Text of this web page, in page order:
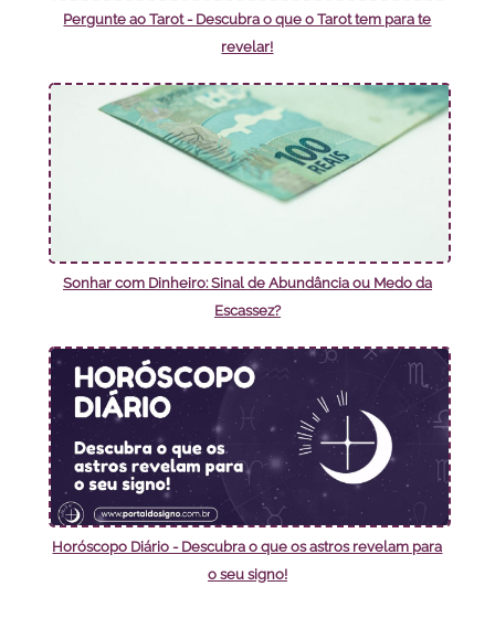
Pergunte ao Tarot - Descubra o que o Tarot tem para te
revelar!
Sonhar com Dinheiro: Sinal de Abundância ou Medo da
Escassez?
Horóscopo Diário - Descubra o que os astros revelam para
o seu signo!